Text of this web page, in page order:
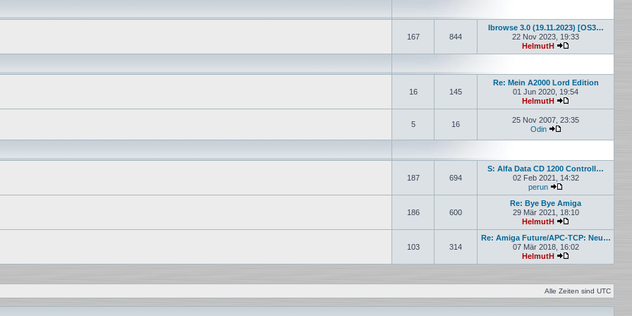
167 844
Ibrowse 3.0 (19.11.2023) [OS3…
22 Nov 2023, 19:33
HelmutH
Neuester Beitrag
16 145
Re: Mein A2000 Lord Edition
01 Jun 2020, 19:54
HelmutH
Neuester Beitrag
5
16
25 Nov 2007, 23:35
Odin
187 694
S: Alfa Data CD 1200 Controll…
02 Feb 2021, 14:32
perun
Neuester Beitrag
186 600
Re: Bye Bye Amiga
29 Mär 2021, 18:10
HelmutH
Neuester Beitrag
103 314
Re: Amiga Future/APC-TCP: Neu…
07 Mär 2018, 16:02
HelmutH
Neuester Beitrag
Alle Zeiten sind UTC